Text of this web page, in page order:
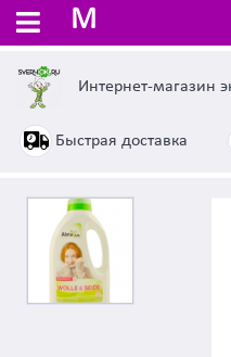
M
Интернет-магазин
Быстрая доставка